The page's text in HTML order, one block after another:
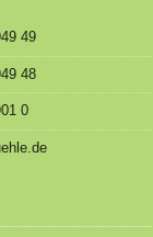
49
48
0